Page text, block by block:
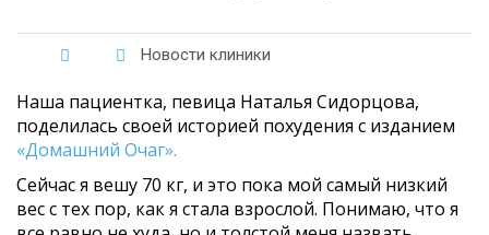
Новости клиники
Наша пациентка, певица Наталья Сидорцова,
поделилась своей историей похудения с изданием
«Домашний Очаг».
Сейчас я вешу 70 кг, и это пока мой самый низкий
вес с тех пор, как я стала взрослой. Понимаю, что я